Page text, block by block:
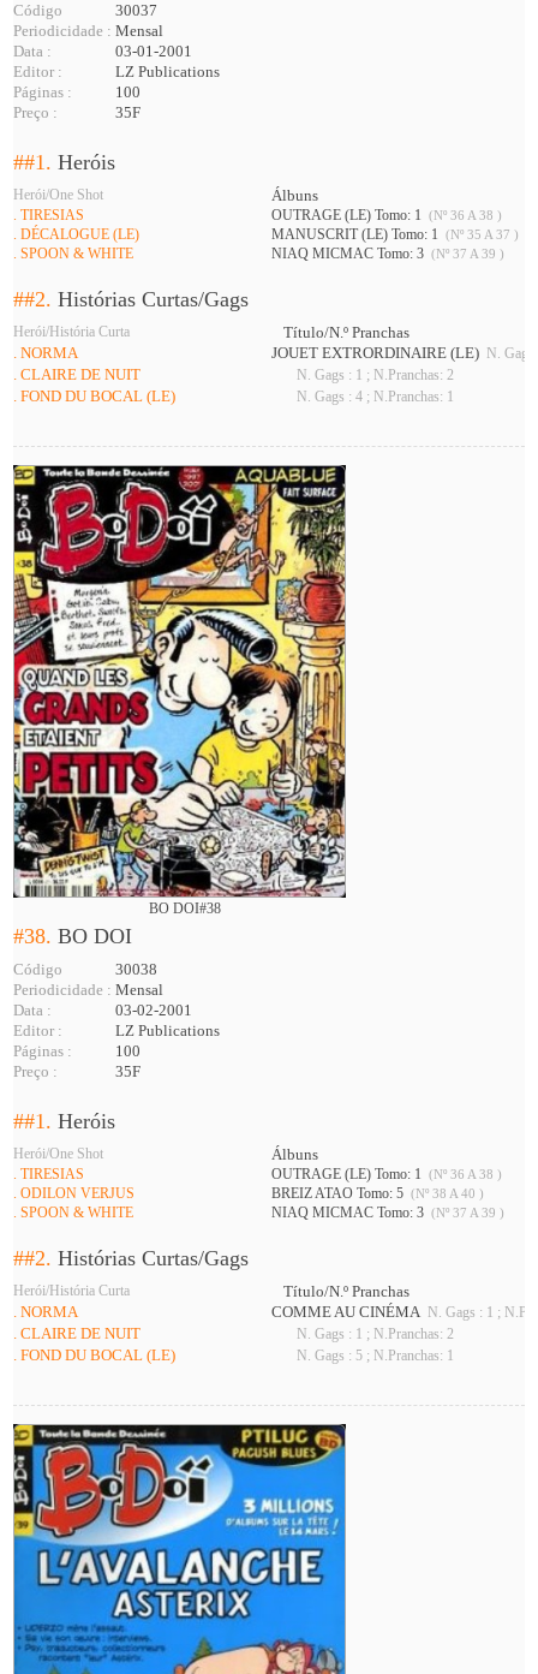
Código
30037
Periodicidade : Mensal
Data :
03-01-2001
Editor :
LZ Publications
Páginas :
100
Preço :
35F
##1.Heróis
Herói/One Shot Álbuns
. TIRESIAS OUTRAGE (LE) Tomo: 1 (Nº 36 A 38 )
. DÉCALOGUE (LE) MANUSCRIT (LE) Tomo: 1 (Nº 35 A 37 )
. SPOON & WHITE NIAQ MICMAC Tomo: 3 (Nº 37 A 39 )
##2.Histórias Curtas/Gags
Herói/História Curta
Título/N.º Pranchas
. NORMA
JOUET EXTRORDINAIRE (LE) N.
. CLAIRE DE NUIT N. Gags : 1 ; N.Pranchas: 2
. FOND DU BOCAL (LE) N. Gags : 4 ; N.Pranchas: 1
BO DOI#38
#38.BO DOI
Código
30038
Periodicidade : Mensal
Data :
03-02-2001
Editor :
LZ Publications
Páginas :
100
Preço :
35F
##1.Heróis
Herói/One Shot Álbuns
. TIRESIAS OUTRAGE (LE) Tomo: 1 (Nº 36 A 38 )
. ODILON VERJUS BREIZ ATAO Tomo: 5 (Nº 38 A 40 )
. SPOON & WHITE NIAQ MICMAC Tomo: 3 (Nº 37 A 39 )
##2.Histórias Curtas/Gags
Herói/História Curta
Título/N.º Pranchas
. NORMA
COMME AU CINÉMA N. Gags : 1 ;
. CLAIRE DE NUIT N. Gags : 1 ; N.Pranchas: 2
. FOND DU BOCAL (LE) N. Gags : 5 ; N.Pranchas: 1